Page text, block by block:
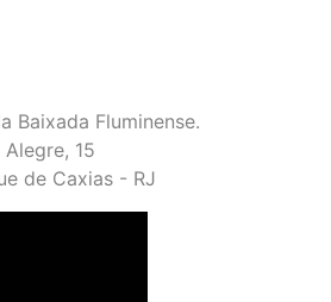
Baixada Fluminense.
15
de Caxias - RJ